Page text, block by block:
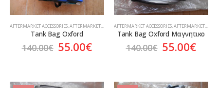
AFTERMARKET ACCESSORIES,AFTERMARKET ΑΞΕΣΟΥΆΡ
Tank Bag Oxford
140.00€ Original
140.00€.
55.00€Η
είναι:
AFTERMARKET ACCESSORIES,AFTERMARKET ΑΞΕΣΟΥΆΡ
Tank Bag Oxford Μαγνητικο
140.00€ Original
140.00€.
55.00€Η